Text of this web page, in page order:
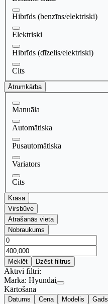
Hibrīds (benzīns/elektriski)
Elektriski
Hibrīds (dīzelis/elektriski)
Cits
Ātrumkārba
Manuāla
Automātiska
Pusautomātiska
Variators
Cits
Krāsa
Virsbūve
Atrašanās vieta
Nobraukums
Meklēt Dzēst filtrus
Aktīvi filtri:
Marka: Hyundai
Kārtošana
Datums Cena Modelis Gads